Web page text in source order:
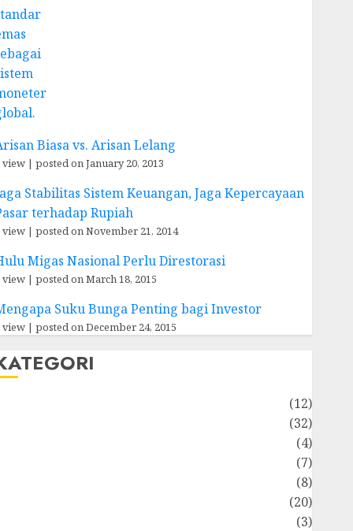
Biasa vs. Arisan Lelang
view| posted on January 20, 2013
Stabilitas Sistem Keuangan, Jaga Kepercayaan
terhadap Rupiah
view| posted on November 21, 2014
Migas Nasional Perlu Direstorasi
view| posted on March 18, 2015
Suku Bunga Penting bagi Investor
view| posted on December 24, 2015
(12)
(32)
(4)
(7)
(8)
(20)
(3)